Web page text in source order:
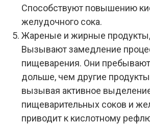
Способствуют повышению
желудочного сока.
Жареные и жирные
Вызывают замедление
пищеварения. Они
дольше, чем другие
вызывая активное
пищеварительных соков и
приводит к кислотному